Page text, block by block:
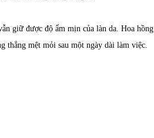
giữ được độ ẩm mịn của làn da. Hoa
thẳng mệt mỏi sau một ngày dài làm việc.